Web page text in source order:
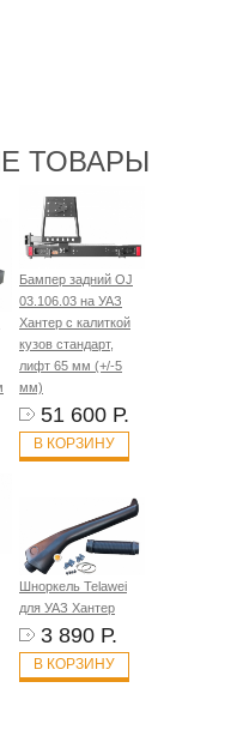
ТОВАРЫ
Бампер задний OJ
03.106.03 на УАЗ
Хантер с калиткой
кузов стандарт,
лифт 65 мм (+/-5
мм)
51 600 Р.
В КОРЗИНУ
Шноркель Telawei
для УАЗ Хантер
3 890 Р.
В КОРЗИНУ